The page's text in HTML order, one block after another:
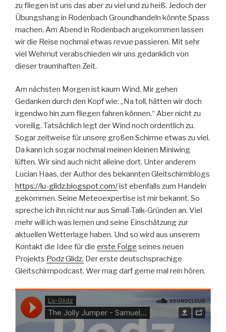
zu fliegen ist uns das aber zu viel und zu heiß. Jedoch der
Übungshang in Rodenbach Groundhandeln könnte Spass
machen. Am Abend in Rodenbach angekommen lassen
wir die Reise nochmal etwas revue passieren. Mit sehr
viel Wehmut verabschieden wir uns gedanklich von
dieser traumhaften Zeit.
Am nächsten Morgen ist kaum Wind. Mir gehen
Gedanken durch den Kopf wie: „Na toll, hätten wir doch
irgendwo hin zum fliegen fahren können.“ Aber nicht zu
voreilig. Tatsächlich legt der Wind noch ordentlich zu.
Sogar zeitweise für unsere großen Schirme etwas zu viel.
Da kann ich sogar nochmal meinen kleinen Miniwing
lüften. Wir sind auch nicht alleine dort. Unter anderem
Lucian Haas, der Author des bekannten Gleitschirmblogs
https://lu-glidz.blogspot.com/ist ebenfalls zum Handeln
gekommen. Seine Meteoexpertise ist mir bekannt. So
spreche ich ihn nicht nur aus Small-Talk-Gründen an. Viel
mehr will ich was lernen und seine Einschätzung zur
aktuellen Wetterlage haben. Und so wird aus unserem
Kontakt die Idee für die erste Folge seines neuen
Projekts Podz Glidz. Der erste deutschsprachige
Gleitschirmpodcast. Wer mag darf gerne mal rein hören.